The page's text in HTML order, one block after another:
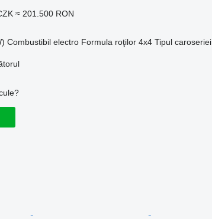
≈ 201.500 RON
Combustibil electro Formula roţilor 4x4 Tipul caroseriei